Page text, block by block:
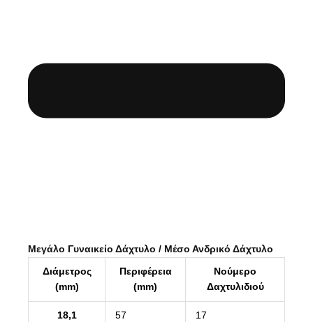
Μεγάλο Γυναικείο Δάχτυλο / Μέσο Ανδρικό Δάχτυλο
Διάμετρος
(mm)
Περιφέρεια
(mm)
Νούμερο
Δαχτυλιδιού
18,1 57 17